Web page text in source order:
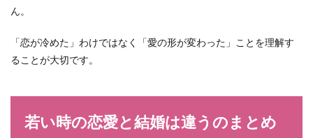
ん。
「恋が冷めた」わけではなく「愛の形が変わった」ことを理解す
ることが大切です。
若い時の恋愛と結婚は違うのまとめ